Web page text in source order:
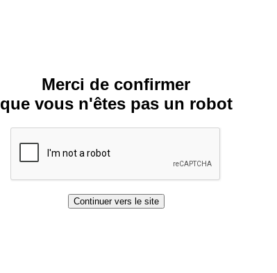
Merci de confirmer
que vous n'êtes pas un robot
Continuer vers le site